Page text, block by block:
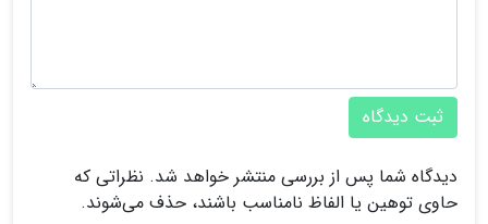
ثبت دیدگاه
دیدگاه شما پس از بررسی منتشر خواهد شد. نظراتی که
حاوی توهین یا الفاظ نامناسب باشند، حذف می‌شوند.